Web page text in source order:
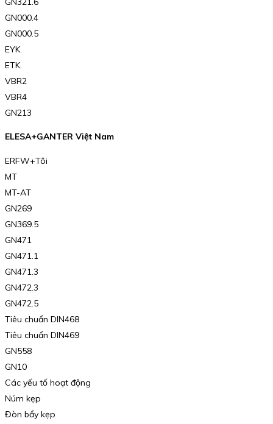
GN000.4
GN000.5
EYK.
ETK.
VBR2
VBR4
GN213
ELESA+GANTER Việt Nam
ERFW+Tôi
MT
MT-AT
GN269
GN369.5
GN471
GN471.1
GN471.3
GN472.3
GN472.5
Tiêu chuẩn DIN468
Tiêu chuẩn DIN469
GN558
GN10
Các yếu tố hoạt động
Núm kẹp
Đòn bẩy kẹp